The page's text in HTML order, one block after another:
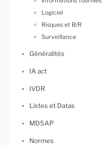
Logiciel
Risques et B/R
Surveillance
Généralités
IA act
IVDR
Listes et Datas
MDSAP
Normes